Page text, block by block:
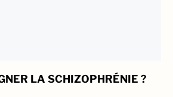
LA SCHIZOPHRÉNIE ?